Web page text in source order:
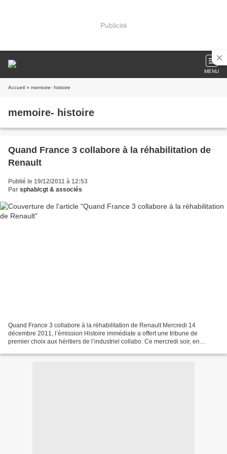
Publicité
MENU
Accueil » memoire- histoire
memoire- histoire
Quand France 3 collabore à la réhabilitation de
Renault
Publié le 19/12/2011 à 12:53
Par sphab/cgt & associés
Quand France 3 collabore à la réhabilitation de Renault Mercredi 14
décembre 2011, l’émission Histoire immédiate a offert une tribune de
premier choix aux héritiers de l’industriel collabo. Ce mercredi soir, en